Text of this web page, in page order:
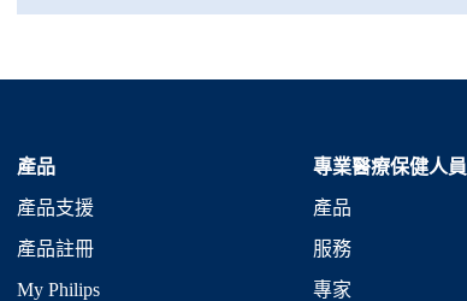
產品
產品支援
產品註冊
My Philips
專業醫療保健人員
產品
服務
專家